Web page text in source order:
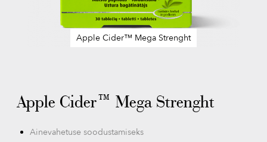
Apple Cider™ Mega Strenght
of
the
gallery
Apple Cider™ Mega Strenght
Ainevahetuse soodustamiseks